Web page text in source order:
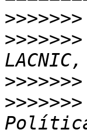
>>>>>>>
>>>>>>>
>>>>>>>
>>>>>>>